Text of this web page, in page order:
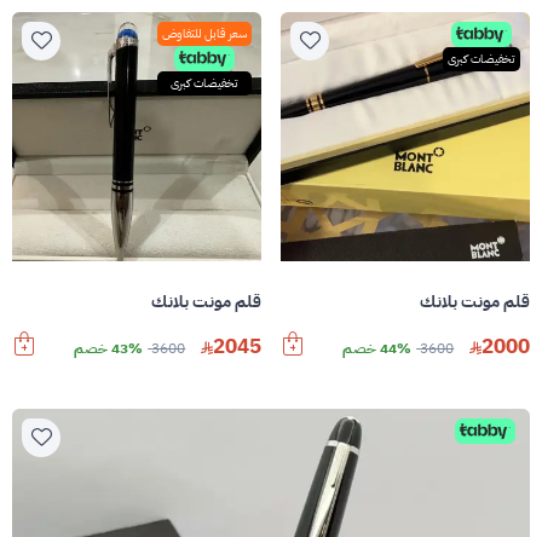
تخفيضات كبرى
قلم مونت بلانك
2000
3600 44% خصم
سعر قابل للتفاوض
تخفيضات كبرى
قلم مونت بلانك
2045
3600 43% خصم